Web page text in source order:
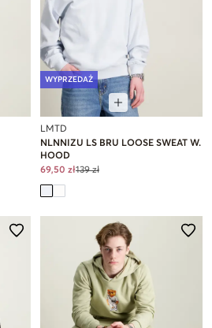
WYPRZEDAŻ
LMTD
NLNNIZU LS BRU LOOSE SWEAT W.
HOOD
69,50 zł139 zł